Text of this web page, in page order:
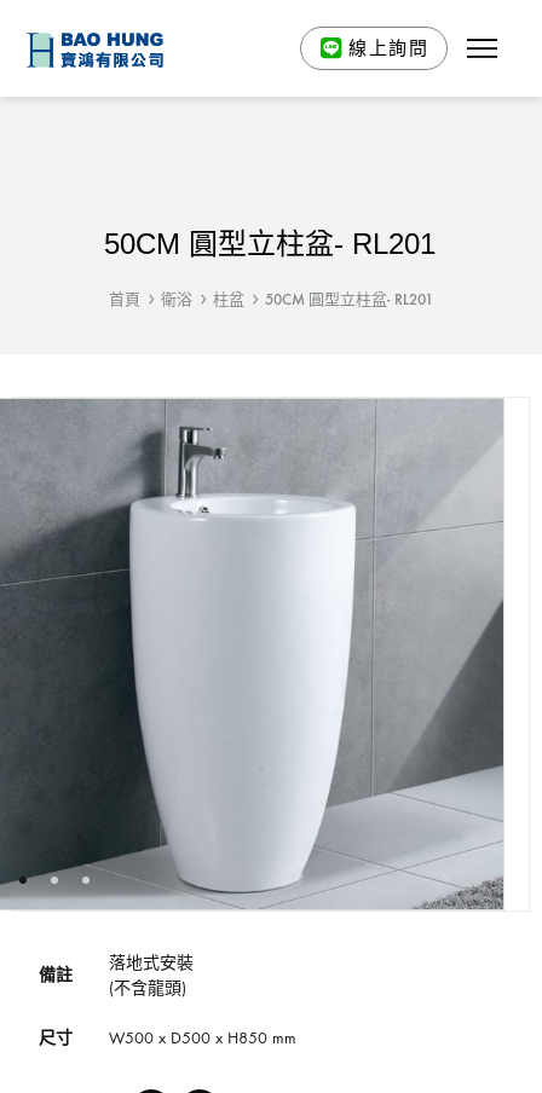
線上詢問
50CM 圓型立柱盆- RL201
首頁 衛浴 柱盆 50CM 圓型立柱盆- RL201
備註
落地式安裝
(不含龍頭)
尺寸 W500 x D500 x H850 mm